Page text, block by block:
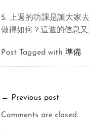
5. 上週的功課是讓大家
做得如何？這週的信息
Post Tagged with準備
← Previous post
Comments are closed.